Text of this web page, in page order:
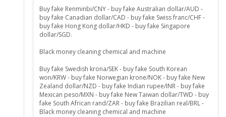
Buy fake Renminbi/CNY - buy fake Australian dollar/AUD -
buy fake Canadian dollar/CAD - buy fake Swiss franc/CHF -
buy fake Hong Kong dollar/HKD - buy fake Singapore
dollar/SGD.
Black money cleaning chemical and machine
Buy fake Swedish krona/SEK - buy fake South Korean
won/KRW - buy fake Norwegian krone/NOK - buy fake New
Zealand dollar/NZD - buy fake Indian rupee/INR - buy fake
Mexican peso/MXN - buy fake New Taiwan dollar/TWD - buy
fake South African rand/ZAR - buy fake Brazilian real/BRL -
Black money cleaning chemical and machine